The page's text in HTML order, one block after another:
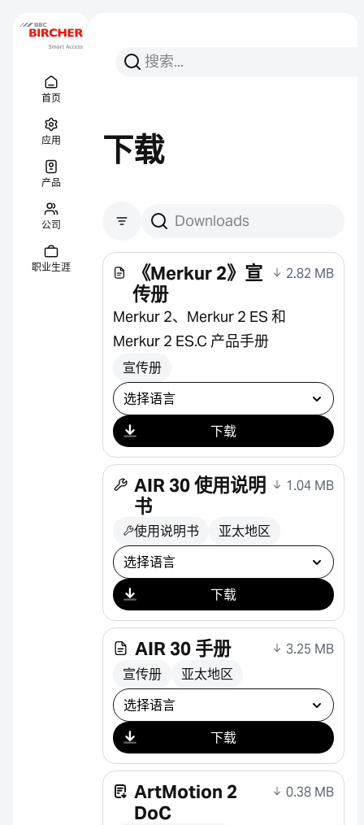
首页
应用
产品
公司
职业生涯
搜索
搜索
下载
搜索下载
《Merkur 2》宣
传册
2.82 MB
Merkur 2、Merkur 2 ES 和
Merkur 2 ES.C 产品手册
宣传册
选择下载
下载
AIR 30 使用说明
书
1.04 MB
使用说明书 亚太地区
选择下载
下载
AIR 30 手册
3.25 MB
宣传册
亚太地区
选择下载
下载
ArtMotion 2
DoC
0.38 MB